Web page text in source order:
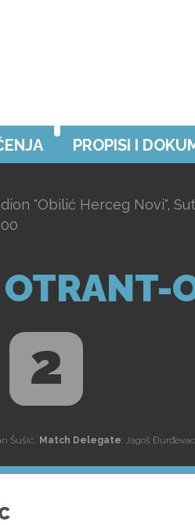
PROPISI I
"Obilić Herceg Novi",
OTRANT-
2
Šušić, Match Delegate: Jagoš Đurđevac